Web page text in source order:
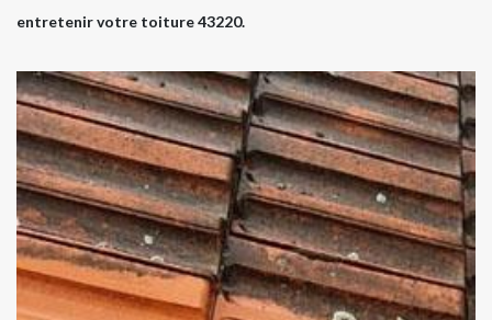
entretenir votre toiture 43220.